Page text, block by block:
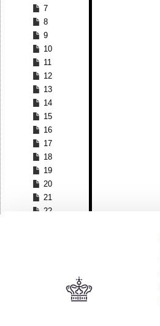
7
8
9
10
11
12
13
14
15
16
17
18
19
20
21
22